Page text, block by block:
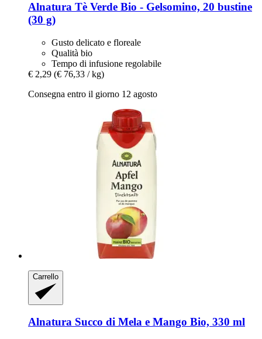
Alnatura Tè Verde Bio -​ Gelsomino, 20 bustine
(30 g)
Gusto delicato e floreale
Qualità bio
Tempo di infusione regolabile
€ 2,29 (€ 76,33 / kg)
Consegna entro il giorno 12 agosto
Carrello
Alnatura Succo di Mela e Mango Bio, 330 ml